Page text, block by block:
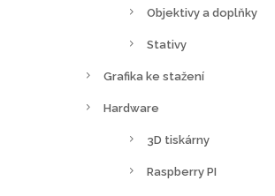
Objektivy a doplňky
Stativy
Grafika ke stažení
Hardware
3D tiskárny
Raspberry PI